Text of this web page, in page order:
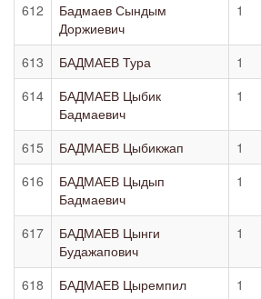
612
Бадмаев Сындым
Доржиевич
1
613 БАДМАЕВ Тура
1
614
БАДМАЕВ Цыбик
Бадмаевич
1
615 БАДМАЕВ Цыбикжап
1
616
БАДМАЕВ Цыдып
Бадмаевич
1
617
БАДМАЕВ Цынги
Будажапович
1
618 БАДМАЕВ Цыремпил
1